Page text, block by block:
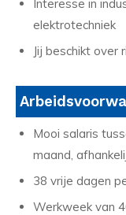
Interesse in
elektrotechniek
Jij beschikt over
Mooi salaris
maand,
38 vrije dagen
Werkweek van